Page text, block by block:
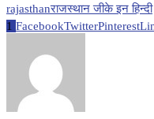
rajasthanराजस्थान जीके इन हिन्दी
1 FacebookTwitterPinterest